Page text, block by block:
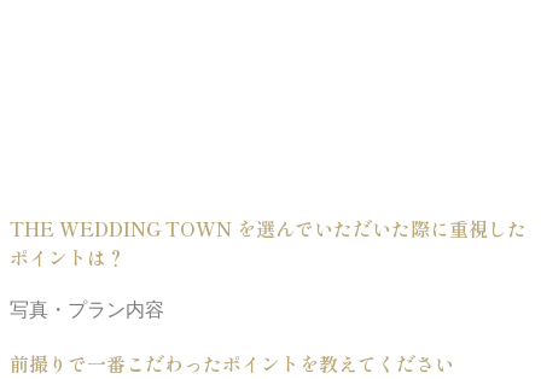
THE WEDDING TOWN を選んでいただいた際に重視した
ポイントは？
写真・プラン内容
前撮りで一番こだわったポイントを教えてください